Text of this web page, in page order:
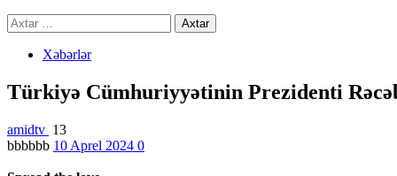
Axtarış:
Xəbərlər
Türkiyə Cümhuriyyətinin Prezidenti
amidtv 13
bbbbbb 10 Aprel 2024 0